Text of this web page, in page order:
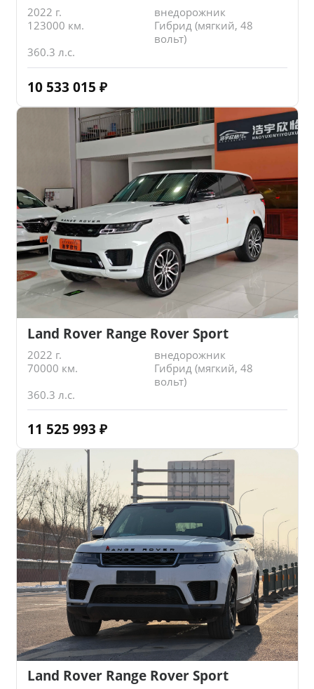
2022 г.
внедорожник
123000 км.
Гибрид (мягкий, 48
вольт)
360.3 л.с.
10 533 015 ₽
Land Rover Range Rover Sport
2022 г.
внедорожник
70000 км.
Гибрид (мягкий, 48
вольт)
360.3 л.с.
11 525 993 ₽
Land Rover Range Rover Sport